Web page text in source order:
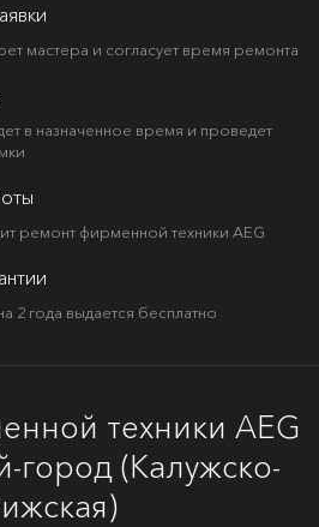
мастера и согласует время ремонта
в назначенное время и проведет
ремонт фирменной техники AEG
2 года выдается бесплатно
техники AEG
город (Калужско-